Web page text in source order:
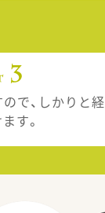
で、しかりと経
す。